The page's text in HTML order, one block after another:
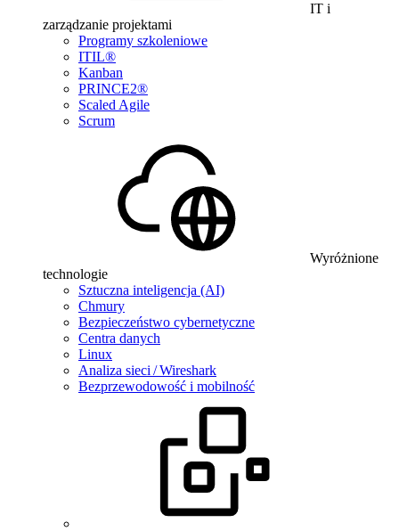
IT i
zarządzanie projektami
Programy szkoleniowe
ITIL®
Kanban
PRINCE2®
Scaled Agile
Scrum
Wyróżnione
technologie
Sztuczna inteligencja (AI)
Chmury
Bezpieczeństwo cybernetyczne
Centra danych
Linux
Analiza sieci / Wireshark
Bezprzewodowość i mobilność